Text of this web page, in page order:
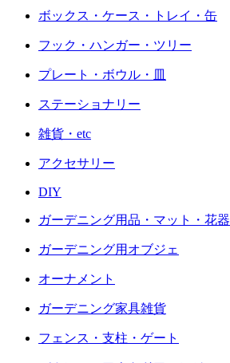
ボックス・ケース・トレイ・缶
フック・ハンガー・ツリー
プレート・ボウル・皿
ステーショナリー
雑貨・etc
アクセサリー
DIY
ガーデニング用品・マット・花器
ガーデニング用オブジェ
オーナメント
ガーデニング家具雑貨
フェンス・支柱・ゲート